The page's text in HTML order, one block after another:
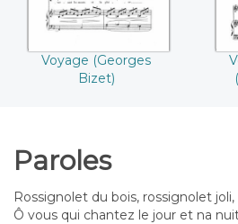
Voyage (Georges
Bizet)
Paroles
Rossignolet du bois, rossignolet joli,
Ô vous qui chantez le jour et na